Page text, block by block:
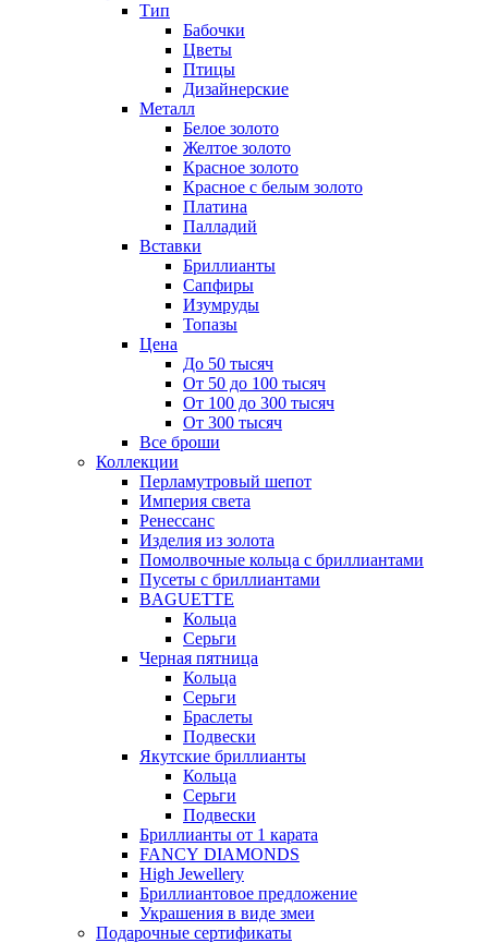
Тип
Бабочки
Цветы
Птицы
Дизайнерские
Металл
Белое золото
Желтое золото
Красное золото
Красное с белым золото
Платина
Палладий
Вставки
Бриллианты
Сапфиры
Изумруды
Топазы
Цена
До 50 тысяч
От 50 до 100 тысяч
От 100 до 300 тысяч
От 300 тысяч
Все броши
Коллекции
Перламутровый шепот
Империя света
Ренессанс
Изделия из золота
Помолвочные кольца с бриллиантами
Пусеты с бриллиантами
BAGUETTE
Кольца
Серьги
Черная пятница
Кольца
Серьги
Браслеты
Подвески
Якутские бриллианты
Кольца
Серьги
Подвески
Бриллианты от 1 карата
FANCY DIAMONDS
High Jewellery
Бриллиантовое предложение
Украшения в виде змеи
Подарочные сертификаты